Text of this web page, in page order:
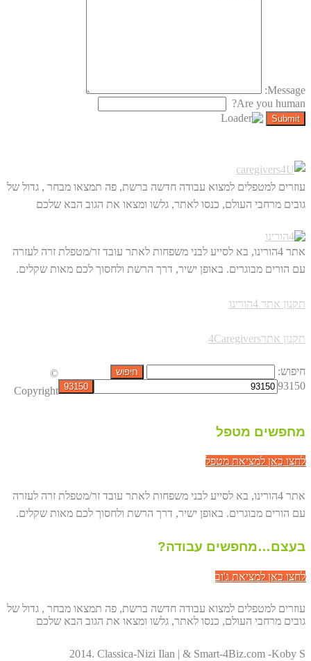
Message:
Are you human?
עוזרים למטפלים למצוא עבודה חדשה ברשת, פה תמצאו מבחר , גדול של
גובים מרחבי העולם, כנסו לאתר, גלשו ומצאו את הגוב הבא שלכם
אתר 4הורינו, בא לסייע לבני משפחות לאתר עובד זר/מטפלת זרה לעזרה
עם הורים מבוגרים. באופן ישיר, דרך הרשת ולחסוך לכם מאות שקלים.
תקנון אתר 4הורינו
תקנון אתר4Caregivers
חיפוש:
93150
מחפשים מטפל
לחצו כאן למציאת מטפל
אתר 4הורינו, בא לסייע לבני משפחות לאתר עובד זר/מטפלת זרה לעזרה
עם הורים מבוגרים. באופן ישיר, דרך הרשת ולחסוך לכם מאות שקלים.
בעצם…מחפשים עבודה?
לחצו כאן למציאת ג'וב
עוזרים למטפלים למצוא עבודה חדשה ברשת, פה תמצאו מבחר , גדול של
גובים מרחבי העולם, כנסו לאתר, גלשו ומצאו את הגוב הבא שלכם
©
Copyright
2014. Classica-Nizi Ilan | & Smart-4Biz.com -Koby S